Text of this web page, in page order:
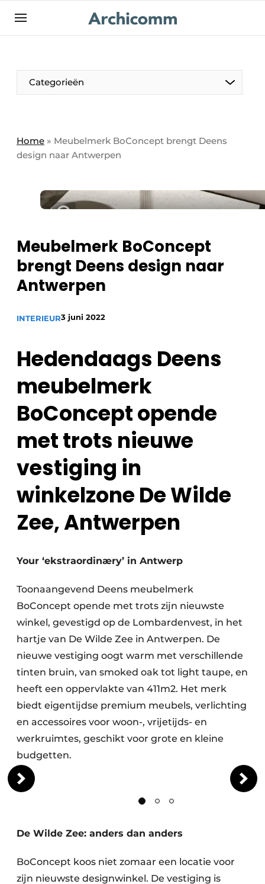
NL be-FR
Categorieën
Meet theArchitect.
Home » Meubelmerk BoConcept brengt Deens
design naar Antwerpen
Meubelmerk BoConcept
brengt Deens design naar
Antwerpen
INTERIEUR3 juni 2022
Hedendaags Deens
meubelmerk
BoConcept opende
met trots nieuwe
vestiging in
winkelzone De Wilde
Zee, Antwerpen
Your ‘ekstraordinæry’ in Antwerp
Toonaangevend Deens meubelmerk
BoConcept opende met trots zijn nieuwste
winkel, gevestigd op de Lombardenvest, in het
hartje van De Wilde Zee in Antwerpen. De
nieuwe vestiging oogt warm met verschillende
tinten bruin, van smoked oak tot light taupe, en
heeft een oppervlakte van 411m2. Het merk
biedt eigentijdse premium meubels, verlichting
en accessoires voor woon-, vrijetijds- en
werkruimtes, geschikt voor grote en kleine
budgetten.
De Wilde Zee: anders dan anders
BoConcept koos niet zomaar een locatie voor
zijn nieuwste designwinkel. De vestiging is